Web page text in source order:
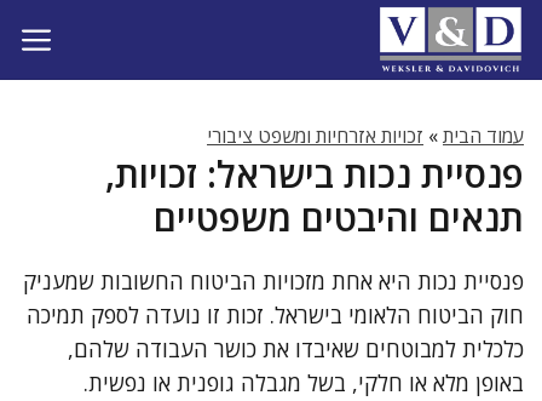
לדלג
לתוכן
עמוד הבית» זכויות אזרחיות ומשפט ציבורי
פנסיית נכות בישראל: זכויות,
תנאים והיבטים משפטיים
פנסיית נכות היא אחת מזכויות הביטוח החשובות שמעניק
חוק הביטוח הלאומי בישראל. זכות זו נועדה לספק תמיכה
כלכלית למבוטחים שאיבדו את כושר העבודה שלהם,
באופן מלא או חלקי, בשל מגבלה גופנית או נפשית.